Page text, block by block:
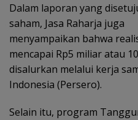
Dalam laporan yang
saham, Jasa Raharja juga
menyampaikan bahwa
mencapai Rp5 miliar atau
disalurkan melalui kerja
Indonesia (Persero).
Selain itu, program